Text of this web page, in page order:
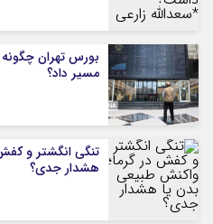
بورس تهران چگونه
مسیر داد؟
تنگی انگشتر و
هشدار جدی؟